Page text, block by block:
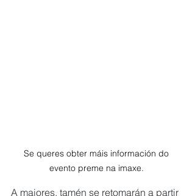
Se queres obter máis información do
evento preme na imaxe.
A maiores, tamén se retomarán a partir